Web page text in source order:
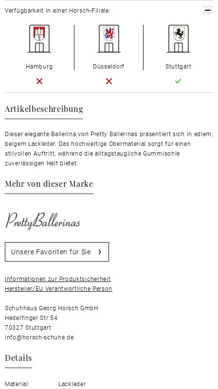
Artikelbeschreibung
Dieser elegante Ballerina von Pretty Ballerinas präsentiert sich in edlem,
beigem Lackleder. Das hochwertige Obermaterial sorgt für einen
stilvollen Auftritt, während die alltagstaugliche Gummisohle
zuverlässigen Halt bietet.
Mehr von dieser Marke
Unsere Favoriten für Sie
Informationen zur Produktsicherheit
Hersteller/EU Verantwortliche Person
Schuhhaus Georg Horsch GmbH
Hedelfinger Str 54
70327 Stuttgart
info@horsch-schuhe.de
Details
Material:
Lackleder
Verfügbarkeit in einer Horsch-Filiale:
Hamburg Düsseldorf Stuttgart